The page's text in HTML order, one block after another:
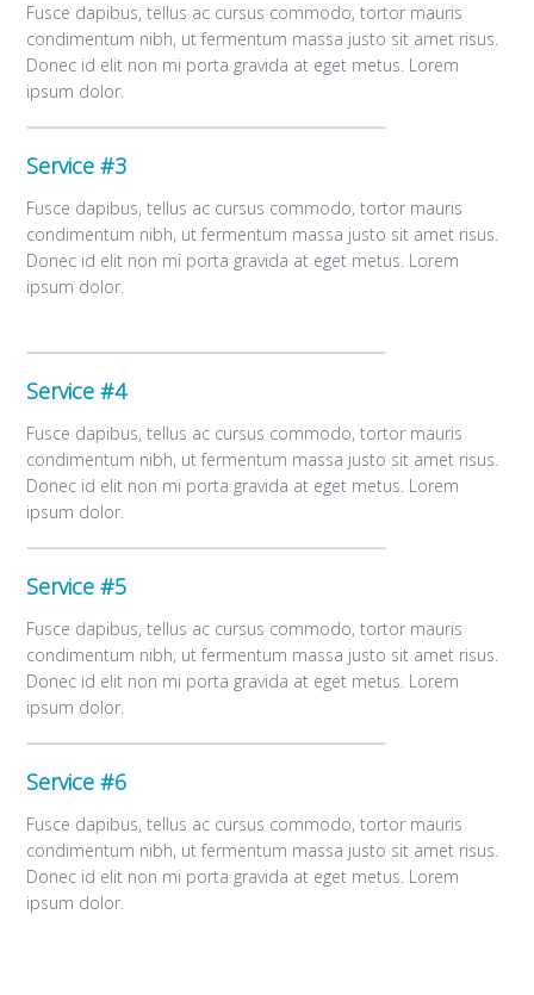
Fusce dapibus, tellus ac cursus commodo, tortor mauris
condimentum nibh, ut fermentum massa justo sit amet risus.
Donec id elit non mi porta gravida at eget metus. Lorem
ipsum dolor.
Service #3
Fusce dapibus, tellus ac cursus commodo, tortor mauris
condimentum nibh, ut fermentum massa justo sit amet risus.
Donec id elit non mi porta gravida at eget metus. Lorem
ipsum dolor.
Service #4
Fusce dapibus, tellus ac cursus commodo, tortor mauris
condimentum nibh, ut fermentum massa justo sit amet risus.
Donec id elit non mi porta gravida at eget metus. Lorem
ipsum dolor.
Service #5
Fusce dapibus, tellus ac cursus commodo, tortor mauris
condimentum nibh, ut fermentum massa justo sit amet risus.
Donec id elit non mi porta gravida at eget metus. Lorem
ipsum dolor.
Service #6
Fusce dapibus, tellus ac cursus commodo, tortor mauris
condimentum nibh, ut fermentum massa justo sit amet risus.
Donec id elit non mi porta gravida at eget metus. Lorem
ipsum dolor.